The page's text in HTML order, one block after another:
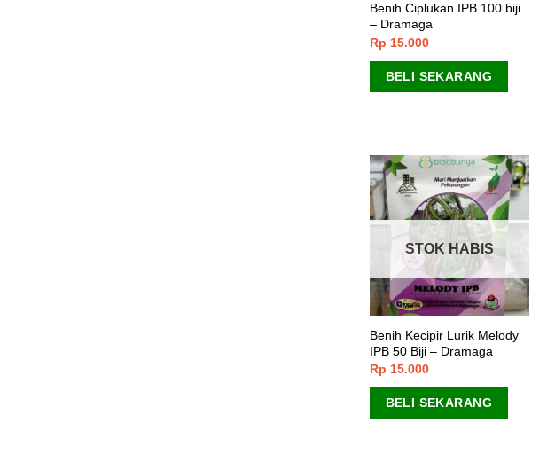
Benih Ciplukan IPB 100 biji
– Dramaga
Rp 15.000
BELI SEKARANG
STOK HABIS
Benih Kecipir Lurik Melody
IPB 50 Biji – Dramaga
Rp 15.000
BELI SEKARANG